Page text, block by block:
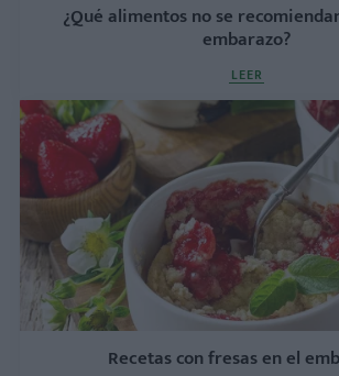
¿Qué alimentos no se
embarazo?
LEER
Recetas con fresas en el